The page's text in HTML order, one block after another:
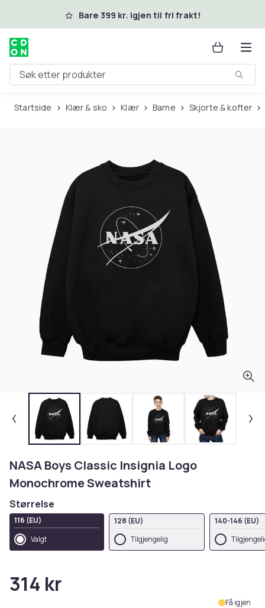
Hopp til hovedinnholdBare 399 kr. igjen til fri frakt!
Søk etter produkter
Startside Klær & sko Klær Barne Skjorte & kofter
NASA Boys Classic Insignia Logo
Monochrome Sweatshirt
Størrelse
116 (EU)
Valgt
128 (EU)
Tilgjengelig
140-146 (EU)
314 kr
Få igjen